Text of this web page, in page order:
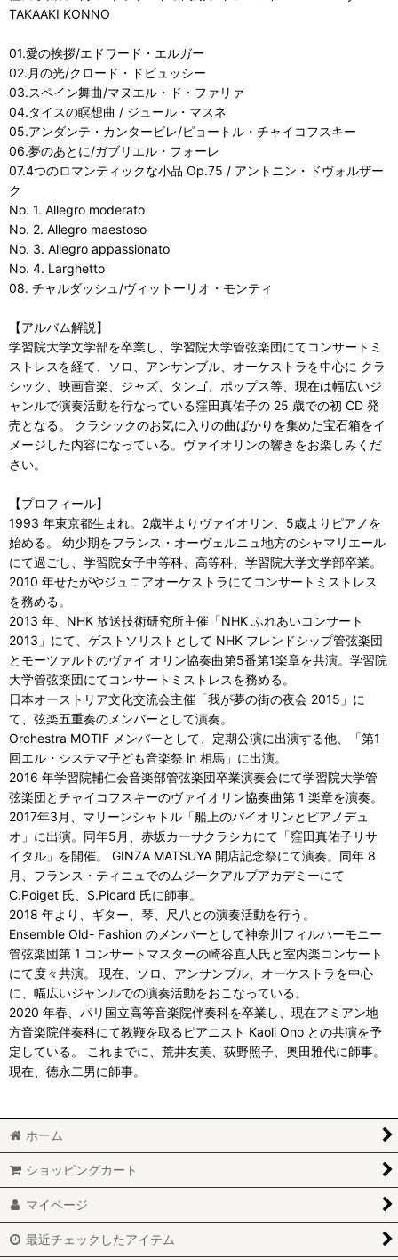
TAKAAKI KONNO
01.愛の挨拶/エドワード・エルガー
02.月の光/クロード・ドビュッシー
03.スペイン舞曲/マヌエル・ド・ファリァ
04.タイスの瞑想曲 / ジュール・マスネ
05.アンダンテ・カンタービレ/ピョートル・チャイコフスキー
06.夢のあとに/ガブリエル・フォーレ
07.4つのロマンティックな小品 Op.75 / アントニン・ドヴォルザー
ク
No. 1. Allegro moderato
No. 2. Allegro maestoso
No. 3. Allegro appassionato
No. 4. Larghetto
08. チャルダッシュ/ヴィットーリオ・モンティ
【アルバム解説】
学習院大学文学部を卒業し、学習院大学管弦楽団にてコンサートミ
ストレスを経て、ソロ、アンサンブル、オーケストラを中心に クラ
シック、映画音楽、ジャズ、タンゴ、ポップス等、現在は幅広いジ
ャンルで演奏活動を行なっている窪田真佑子の 25 歳での初 CD 発
売となる。 クラシックのお気に入りの曲ばかりを集めた宝石箱をイ
メージした内容になっている。ヴァイオリンの響きをお楽しみくだ
さい。
【プロフィール】
1993 年東京都生まれ。2歳半よりヴァイオリン、5歳よりピアノを
始める。 幼少期をフランス・オーヴェルニュ地方のシャマリエール
にて過ごし、学習院女子中等科、高等科、学習院大学文学部卒業。
2010 年せたがやジュニアオーケストラにてコンサートミストレス
を務める。
2013 年、NHK 放送技術研究所主催「NHK ふれあいコンサート
2013」にて、ゲストソリストとして NHK フレンドシップ管弦楽団
とモーツァルトのヴァイ オリン協奏曲第5番第1楽章を共演。学習院
大学管弦楽団にてコンサートミストレスを務める。
日本オーストリア文化交流会主催「我が夢の街の夜会 2015」に
て、弦楽五重奏のメンバーとして演奏。
Orchestra MOTIF メンバーとして、定期公演に出演する他、「第1
回エル・システマ子ども音楽祭 in 相馬」に出演。
2016 年学習院輔仁会音楽部管弦楽団卒業演奏会にて学習院大学管
弦楽団とチャイコフスキーのヴァイオリン協奏曲第 1 楽章を演奏。
2017年3月、マリーンシャトル「船上のバイオリンとピアノデュ
オ」に出演。同年5月、赤坂カーサクラシカにて「窪田真佑子リサ
イタル」を開催。 GINZA MATSUYA 開店記念祭にて演奏。同年 8
月、フランス・ティニュでのムジークアルプアカデミーにて
C.Poiget 氏、S.Picard 氏に師事。
2018 年より、ギター、琴、尺八との演奏活動を行う。
Ensemble Old- Fashion のメンバーとして神奈川フィルハーモニー
管弦楽団第 1 コンサートマスターの崎谷直人氏と室内楽コンサート
にて度々共演。 現在、ソロ、アンサンブル、オーケストラを中心
に、幅広いジャンルでの演奏活動をおこなっている。
2020 年春、パリ国立高等音楽院伴奏科を卒業し、現在アミアン地
方音楽院伴奏科にて教鞭を取るピアニスト Kaoli Ono との共演を予
定している。 これまでに、荒井友美、荻野照子、奥田雅代に師事。
現在、徳永二男に師事。
ホーム
ショッピングカート
マイページ
最近チェックしたアイテム